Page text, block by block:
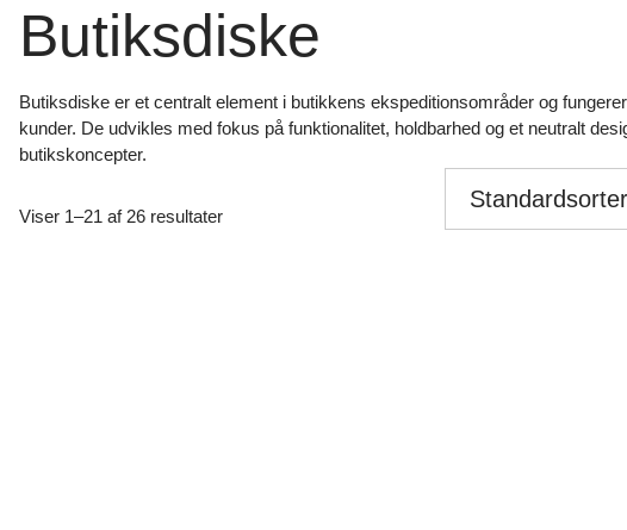
Butiksdiske
Butiksdiske er et centralt element i butikkens ekspeditionsområder og
kunder. De udvikles med fokus på funktionalitet, holdbarhed og et neutralt
butikskoncepter.
Viser 1–21 af 26 resultater